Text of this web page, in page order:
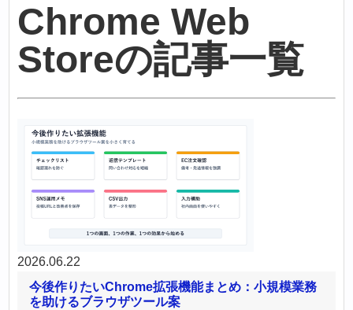
Chrome Web
Storeの記事一覧
2026.06.22
今後作りたいChrome拡張機能まとめ：小規模業務
を助けるブラウザツール案